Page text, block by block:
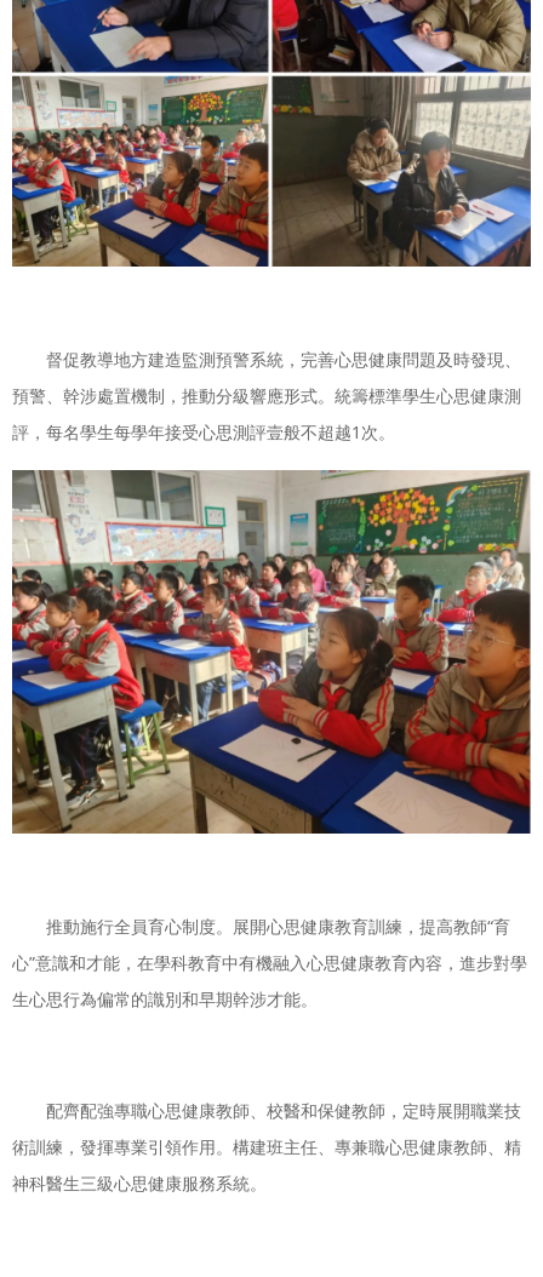
督促教導地方建造監測預警系統，完善心思健康問題及時發現、
預警、幹涉處置機制，推動分級響應形式。統籌標準學生心思健康測
評，每名學生每學年接受心思測評壹般不超越1次。
推動施行全員育心制度。展開心思健康教育訓練，提高教師“育
心”意識和才能，在學科教育中有機融入心思健康教育內容，進步對學
生心思行為偏常的識別和早期幹涉才能。
配齊配強專職心思健康教師、校醫和保健教師，定時展開職業技
術訓練，發揮專業引領作用。構建班主任、專兼職心思健康教師、精
神科醫生三級心思健康服務系統。